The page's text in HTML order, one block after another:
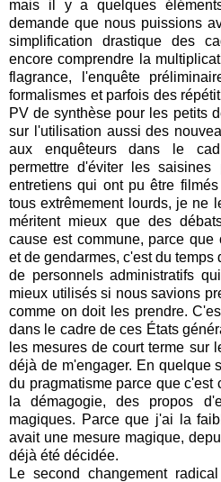
mais il y a quelques
demande que nous puissions
simplification drastique des
encore comprendre la
flagrance, l'enquête
formalismes et parfois des
PV de synthèse pour les petits
sur l'utilisation aussi des
aux enquêteurs dans le
permettre d'éviter les
entretiens qui ont pu être
tous extrêmement lourds, je ne
méritent mieux que des
cause est commune, parce
et de gendarmes, c'est du temps
de personnels administratifs
mieux utilisés si nous savions
comme on doit les prendre.
dans le cadre de ces États
les mesures de court terme sur
déjà de m'engager. En quelque
du pragmatisme parce que c'est
la démagogie, des propos
magiques. Parce que j'ai la
avait une mesure magique,
déjà été décidée.
Le second changement